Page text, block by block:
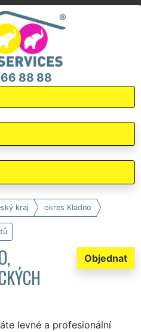
88 88
kraj okres Kladno
Objednat
levné a profesionální